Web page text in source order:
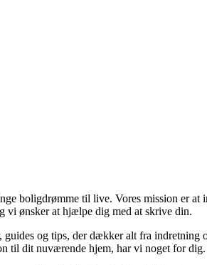
boligdrømme til live. Vores mission er at
vi ønsker at hjælpe dig med at skrive din.
og tips, der dækker alt fra indretning
til dit nuværende hjem, har vi noget for